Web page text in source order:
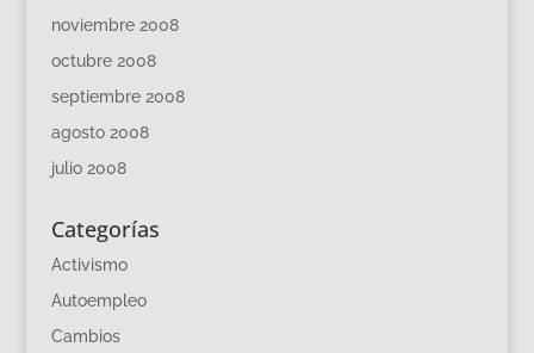
noviembre 2008
octubre 2008
septiembre 2008
agosto 2008
julio 2008
Categorías
Activismo
Autoempleo
Cambios